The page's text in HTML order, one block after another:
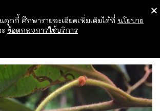
คุกกี้ ศึกษารายละเอียดเพิ่มเติมได้ที่ นโยบาย
ข้อตกลงการใช้บริการ